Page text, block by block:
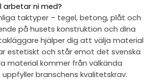
arbetar ni med?
taktyper – tegel, betong, plåt och
på husets konstruktion och dina
hjälper dig att välja material
estetiskt och står emot det svenska
material kommer från välkända
branschens kvalitetskrav.